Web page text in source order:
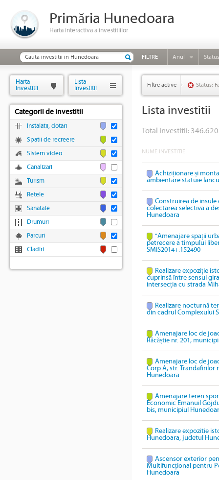
Primăria Hunedoara
Harta interactiva a investitiilor
FILTRE Anul Status
Filtre active Status:
Lista investitii
Total investitii:
NUME INVESTITIE
Achiziționare și
ambientare statuie
Construirea de
colectarea selectiva a
Hunedoara
”Amenajare spații
petrecere a timpului
SMIS2014+:152490
Realizare expoziție
cuprinsă între sensul
intersecția cu strada
Realizare nocturnă
din cadrul Complexului
Amenajare loc de
Răcăștie nr. 201,
Amenajare loc de
Corp A, str. Trandafirilor
Hunedoara
Amenajare teren
Economic Emanuil
bis, municipiul
Realizare expozitie
Hunedoara, judetul
Ascensor exterior
Multifuncțional pentru
Hunedoara
Harta
Investitii
Lista
Investitii
Categorii de investitii
Instalatii, dotari
Spatii de recreere
Sistem video
Canalizari
Turism
Retele
Sanatate
Drumuri
Parcuri
Cladiri